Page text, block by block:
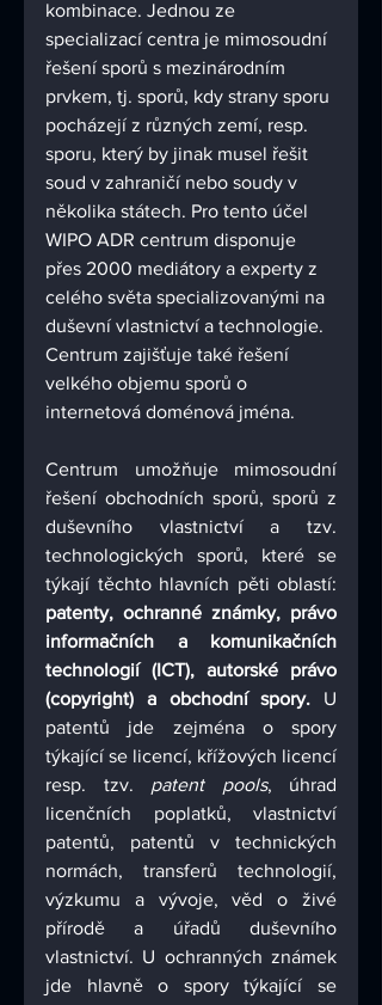
kombinace. Jednou ze
specializací centra je mimosoudní
řešení sporů s mezinárodním
prvkem, tj. sporů, kdy strany sporu
pocházejí z různých zemí, resp.
sporu, který by jinak musel řešit
soud v zahraničí nebo soudy v
několika státech. Pro tento účel
WIPO ADR centrum disponuje
přes 2000 mediátory a experty z
celého světa specializovanými na
duševní vlastnictví a technologie.
Centrum zajišťuje také řešení
velkého objemu sporů o
internetová doménová jména.
Centrum umožňuje mimosoudní
řešení obchodních sporů, sporů z
duševního vlastnictví a tzv.
technologických sporů, které se
patenty, ochranné známky, právo
informačních a komunikačních
technologií (ICT), autorské právo
(copyright) a obchodní spory. U
patentů jde zejména o spory
týkající se licencí, křížových licencí
resp. tzv. patent pools, úhrad
licenčních poplatků, vlastnictví
patentů, patentů v technických
normách, transferů technologií,
výzkumu a vývoje, věd o živé
přírodě a úřadů duševního
vlastnictví. U ochranných známek
jde hlavně o spory týkající se